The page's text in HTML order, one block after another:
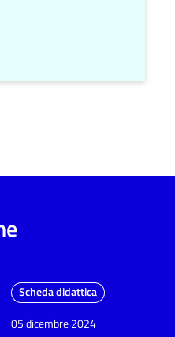
Scheda didattica
05 dicembre 2024